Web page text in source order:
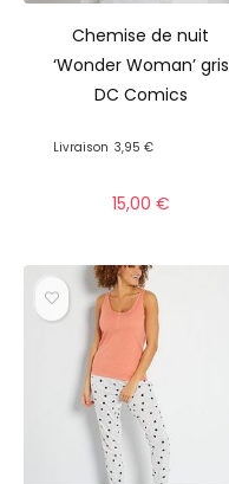
Chemise de nuit
‘Wonder Woman’ gris
DC Comics
Livraison 3,95 €
15,00 €